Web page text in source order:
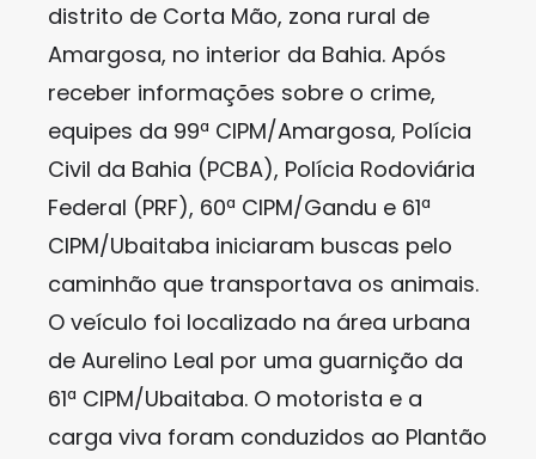
distrito de Corta Mão, zona rural de
Amargosa, no interior da Bahia. Após
receber informações sobre o crime,
equipes da 99ª CIPM/Amargosa, Polícia
Civil da Bahia (PCBA), Polícia Rodoviária
Federal (PRF), 60ª CIPM/Gandu e 61ª
CIPM/Ubaitaba iniciaram buscas pelo
caminhão que transportava os animais.
O veículo foi localizado na área urbana
de Aurelino Leal por uma guarnição da
61ª CIPM/Ubaitaba. O motorista e a
carga viva foram conduzidos ao Plantão